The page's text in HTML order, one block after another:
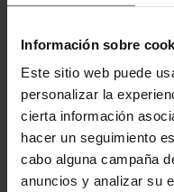
Información sobre
Este sitio web puede
personalizar la
cierta información
hacer un seguimiento
cabo alguna campaña
anuncios y analizar su
La camiseta de Armani
brillante en el pecho aporta
casual con un aire
combinar con vaqueros o
cualquier temporada.
DETALLES DEL